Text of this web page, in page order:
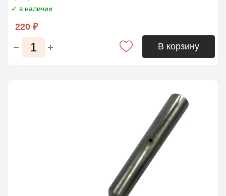
✓ в наличии
220 ₽
В корзину